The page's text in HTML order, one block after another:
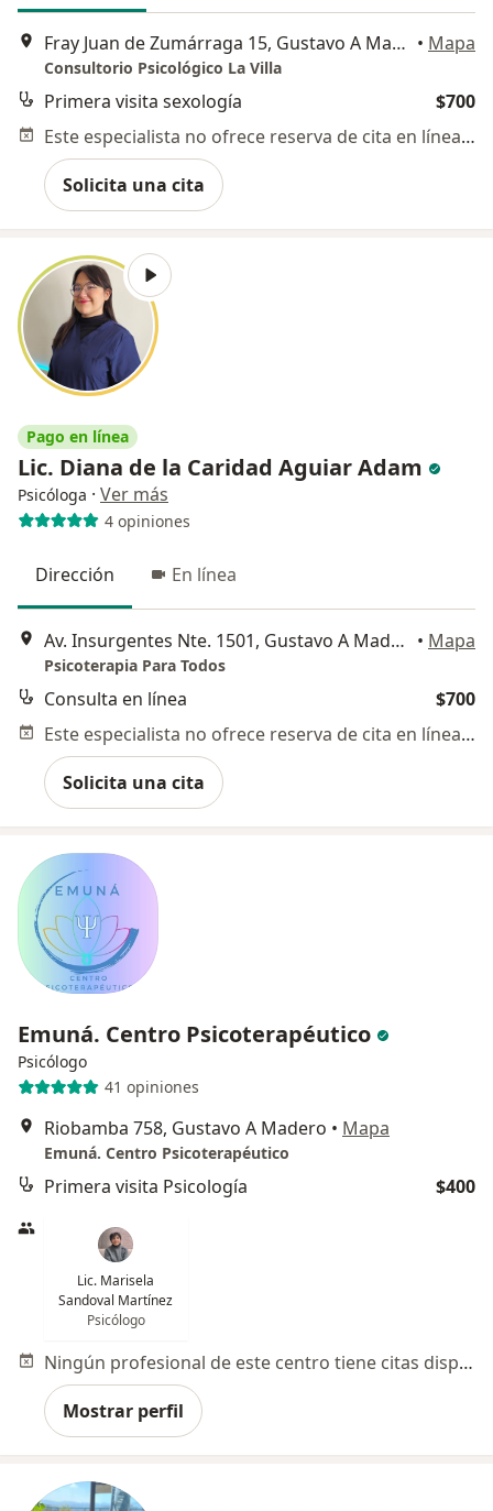
Fray Juan de Zumárraga 15, Gustavo A Madero • Mapa
Consultorio Psicológico La Villa
Primera visita sexología
$700
Este especialista no ofrece reserva de cita en línea en esta dirección.
Solicita una cita
Pago en línea
Lic. Diana de la Caridad Aguiar Adam
Psicóloga · Ver más
4 opiniones
Dirección En línea
Av. Insurgentes Nte. 1501, Gustavo A Madero • Mapa
Psicoterapia Para Todos
Consulta en línea
$700
Este especialista no ofrece reserva de cita en línea en esta dirección.
Solicita una cita
Emuná. Centro Psicoterapéutico
Psicólogo
41 opiniones
Riobamba 758, Gustavo A Madero • Mapa
Emuná. Centro Psicoterapéutico
Primera visita Psicología $400
Lic. Marisela
Sandoval Martínez
Psicólogo
Ningún profesional de este centro tiene citas disponibles
Mostrar perfil